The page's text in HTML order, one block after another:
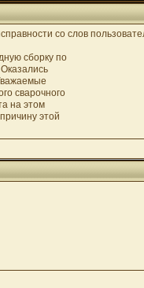
со слов
сборку по
сварочного
на этом
этой